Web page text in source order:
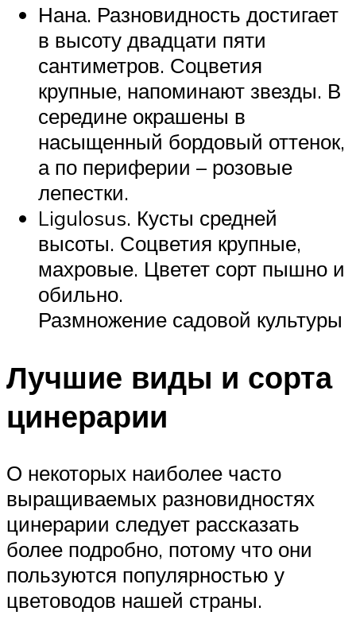
Нана. Разновидность достигает
в высоту двадцати пяти
сантиметров. Соцветия
крупные, напоминают звезды. В
середине окрашены в
насыщенный бордовый оттенок,
а по периферии – розовые
лепестки.
Ligulosus. Кусты средней
высоты. Соцветия крупные,
махровые. Цветет сорт пышно и
обильно.
Размножение садовой культуры
Лучшие виды и сорта
цинерарии
О некоторых наиболее часто
выращиваемых разновидностях
цинерарии следует рассказать
более подробно, потому что они
пользуются популярностью у
цветоводов нашей страны.